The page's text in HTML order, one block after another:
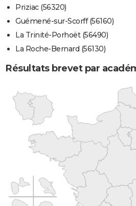
Priziac (56320)
Guémené-sur-Scorff (56160)
La Trinité-Porhoët (56490)
La Roche-Bernard (56130)
Résultats brevet par